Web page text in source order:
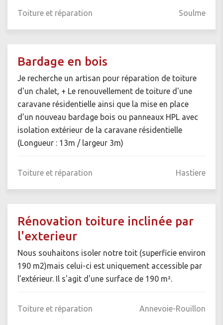
Toiture et réparation Soulme
Bardage en bois
Je recherche un artisan pour réparation de toiture
d'un chalet, + Le renouvellement de toiture d'une
caravane résidentielle ainsi que la mise en place
d'un nouveau bardage bois ou panneaux HPL avec
isolation extérieur de la caravane résidentielle
(Longueur : 13m / largeur 3m)
Toiture et réparation Hastiere
Rénovation toiture inclinée par
l'exterieur
Nous souhaitons isoler notre toit (superficie environ
190 m2)mais celui-ci est uniquement accessible par
l’extérieur. Il s'agit d'une surface de 190 m².
Toiture et réparation Annevoie-Rouillon